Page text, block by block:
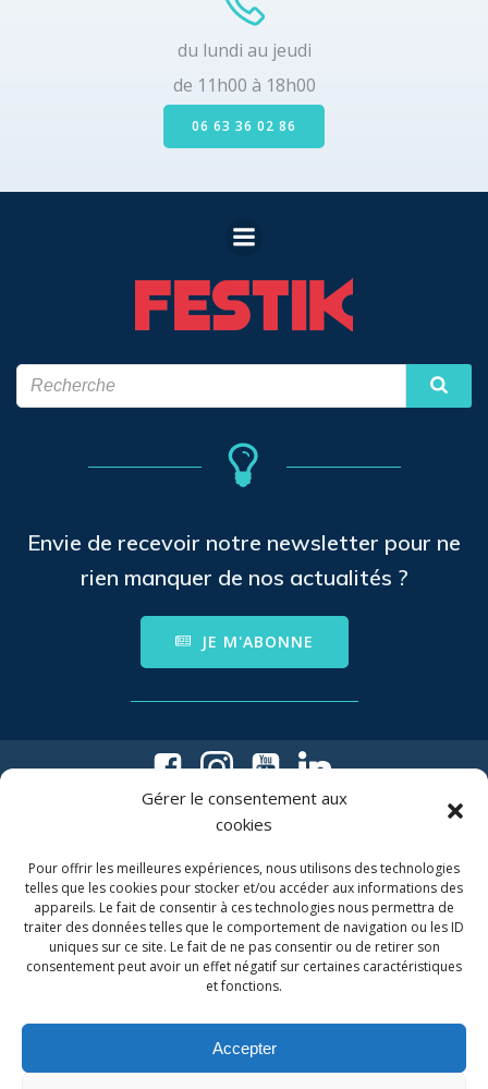
Gérer le consentement aux
cookies
Pour offrir les meilleures expériences, nous utilisons des technologies
telles que les cookies pour stocker et/ou accéder aux informations des
appareils. Le fait de consentir à ces technologies nous permettra de
traiter des données telles que le comportement de navigation ou les ID
uniques sur ce site. Le fait de ne pas consentir ou de retirer son
consentement peut avoir un effet négatif sur certaines caractéristiques
et fonctions.
Accepter
du lundi au jeudi
de 11h00 à 18h00
06 63 36 02 86
Envie de recevoir notre newsletter pour ne
rien manquer de nos actualités ?
JE M'ABONNE
06 63 36 02 86
(du lundi au jeudi de 11h à 18h)
Association Internotes
2, rue de la Charité